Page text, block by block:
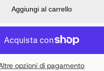
Aggiungi al carrello
opzioni di pagamento